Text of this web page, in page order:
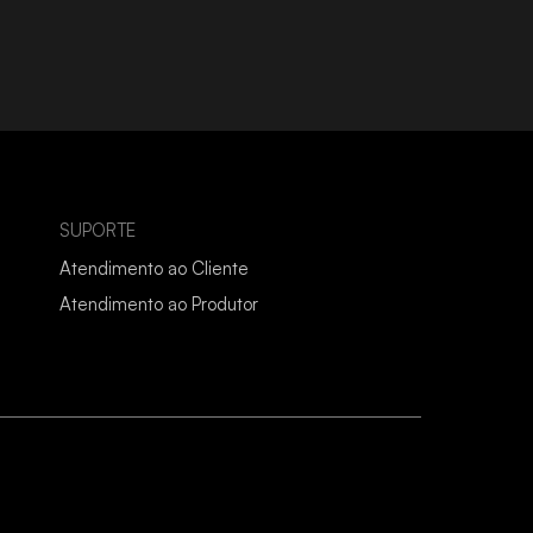
SUPORTE
Atendimento ao Cliente
Atendimento ao Produtor